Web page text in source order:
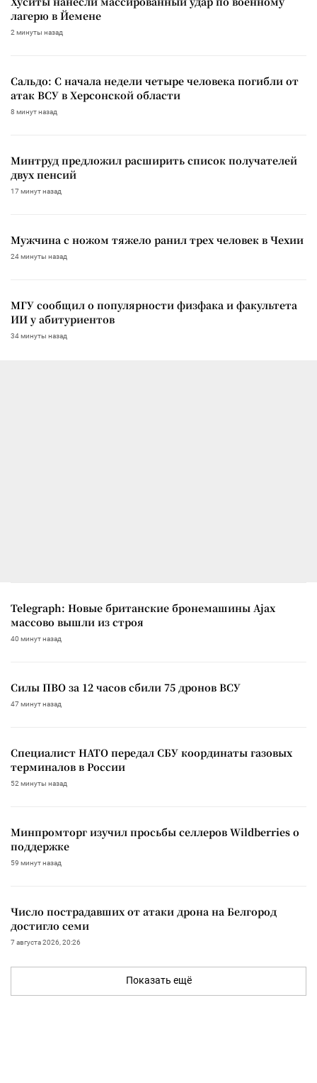
лагерю в Йемене
2 минуты назад
Сальдо: С начала недели четыре человека погибли от
атак ВСУ в Херсонской области
8 минут назад
Минтруд предложил расширить список получателей
двух пенсий
17 минут назад
Мужчина с ножом тяжело ранил трех человек в Чехии
24 минуты назад
МГУ сообщил о популярности физфака и факультета
ИИ у абитуриентов
34 минуты назад
Telegraph: Новые британские бронемашины Ajax
массово вышли из строя
40 минут назад
Силы ПВО за 12 часов сбили 75 дронов ВСУ
47 минут назад
Специалист НАТО передал СБУ координаты газовых
терминалов в России
52 минуты назад
Минпромторг изучил просьбы селлеров Wildberries о
поддержке
59 минут назад
Число пострадавших от атаки дрона на Белгород
достигло семи
7 августа 2026, 20:26
Показать ещё